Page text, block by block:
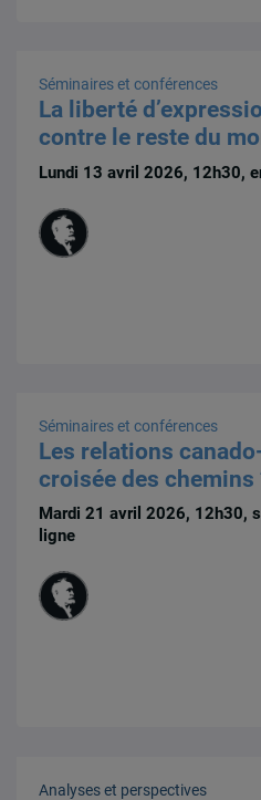
Séminaires et conférences
La liberté
contre le reste du
Lundi 13 avril 2026, 12h30,
Séminaires et conférences
Les relations
croisée des chemins
Mardi 21 avril 2026, 12h30,
ligne
Analyses et perspectives